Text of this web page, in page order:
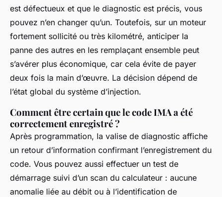
est défectueux et que le diagnostic est précis, vous
pouvez n’en changer qu’un. Toutefois, sur un moteur
fortement sollicité ou très kilométré, anticiper la
panne des autres en les remplaçant ensemble peut
s’avérer plus économique, car cela évite de payer
deux fois la main d’œuvre. La décision dépend de
l’état global du système d’injection.
Comment être certain que le code IMA a été
correctement enregistré ?
Après programmation, la valise de diagnostic affiche
un retour d’information confirmant l’enregistrement du
code. Vous pouvez aussi effectuer un test de
démarrage suivi d’un scan du calculateur : aucune
anomalie liée au débit ou à l’identification de